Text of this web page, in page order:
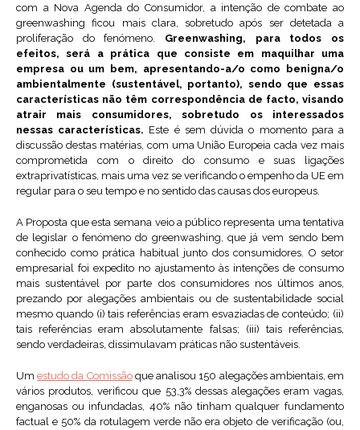
com a Nova Agenda do Consumidor, a intenção de combate ao
greenwashing ficou mais clara, sobretudo após ser detetada a
proliferação do fenómeno. Greenwashing, para todos os
efeitos, será a prática que consiste em maquilhar uma
empresa ou um bem, apresentando-a/o como benigna/o
ambientalmente (sustentável, portanto), sendo que essas
características não têm correspondência de facto, visando
atrair mais consumidores, sobretudo os interessados
nessas características. Este é sem dúvida o momento para a
discussão destas matérias, com uma União Europeia cada vez mais
comprometida com o direito do consumo e suas ligações
extraprivatísticas, mais uma vez se verificando o empenho da UE em
regular para o seu tempo e no sentido das causas dos europeus.
A Proposta que esta semana veio a público representa uma tentativa
de legislar o fenómeno do greenwashing, que já vem sendo bem
conhecido como prática habitual junto dos consumidores. O setor
empresarial foi expedito no ajustamento às intenções de consumo
mais sustentável por parte dos consumidores nos últimos anos,
prezando por alegações ambientais ou de sustentabilidade social
mesmo quando (i) tais referências eram esvaziadas de conteúdo; (ii)
tais referências eram absolutamente falsas; (iii) tais referências,
sendo verdadeiras, dissimulavam práticas não sustentáveis.
Umestudo da Comissãoque analisou 150 alegações ambientais, em
vários produtos, verificou que 53,3% dessas alegações eram vagas,
enganosas ou infundadas, 40% não tinham qualquer fundamento
factual e 50% da rotulagem verde não era objeto de verificação (ou,